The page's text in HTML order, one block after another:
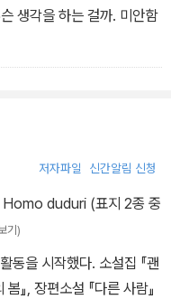
생각을 하는 걸까. 미안함
저자파일 신간알림 신청
Homo duduri (표지 2종 중
기)
동을 시작했다. 소설집 『괜
』, 장편소설 『다른 사람』